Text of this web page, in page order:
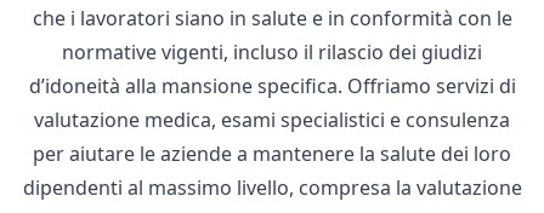
che i lavoratori siano in salute e in conformità con le
normative vigenti, incluso il rilascio dei giudizi
d’idoneità alla mansione specifica. Offriamo servizi di
valutazione medica, esami specialistici e consulenza
per aiutare le aziende a mantenere la salute dei loro
dipendenti al massimo livello, compresa la valutazione